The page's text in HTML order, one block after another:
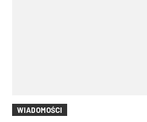
WIADOMOŚCI